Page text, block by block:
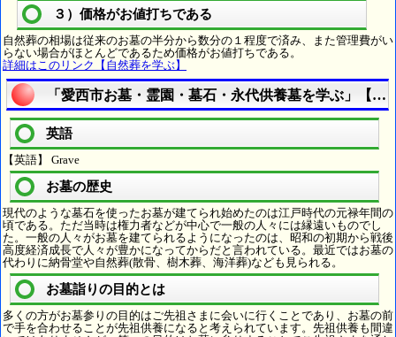
３）価格がお値打ちである
自然葬の相場は従来のお墓の半分から数分の１程度で済み、また管理費がい
らない場合がほとんどであるため価格がお値打ちである。
詳細はこのリンク【自然葬を学ぶ】
「愛西市お墓・霊園・墓石・永代供養墓を学ぶ」【お
英語
【英語】 Grave
お墓の歴史
現代のような墓石を使ったお墓が建てられ始めたのは江戸時代の元禄年間の
頃である。ただ当時は権力者などが中心で一般の人々には縁遠いものでし
た。一般の人々がお墓を建てられるようになったのは、昭和の初期から戦後
高度経済成長で人々が豊かになってからだと言われている。最近ではお墓の
代わりに納骨堂や自然葬(散骨、樹木葬、海洋葬)なども見られる。
お墓詣りの目的とは
多くの方がお墓参りの目的はご先祖さまに会いに行くことであり、お墓の前
で手を合わせることが先祖供養になると考えられています。先祖供養も間違